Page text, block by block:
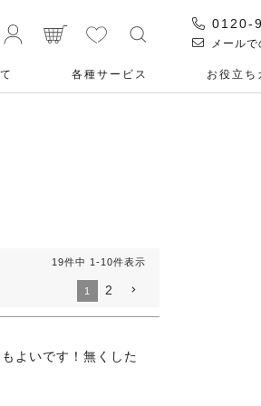
0120-
メール
各種サービス お役⽴ち
19件中 1 -10件表示
1 2
よいです！無くした